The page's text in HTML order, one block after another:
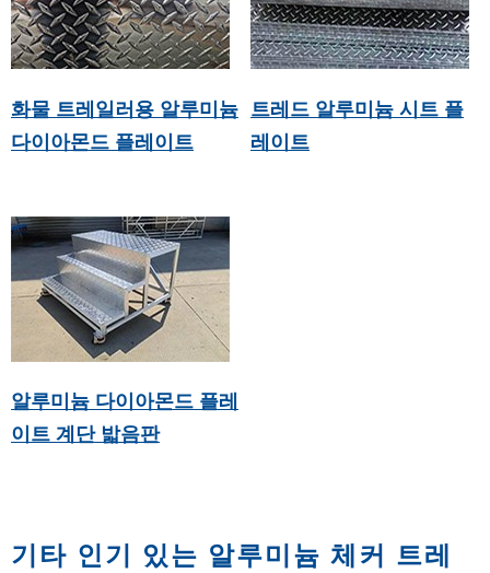
화물 트레일러용 알루미늄
다이아몬드 플레이트
트레드 알루미늄 시트 플
레이트
알루미늄 다이아몬드 플레
이트 계단 밟음판
기타 인기 있는 알루미늄 체커 트레